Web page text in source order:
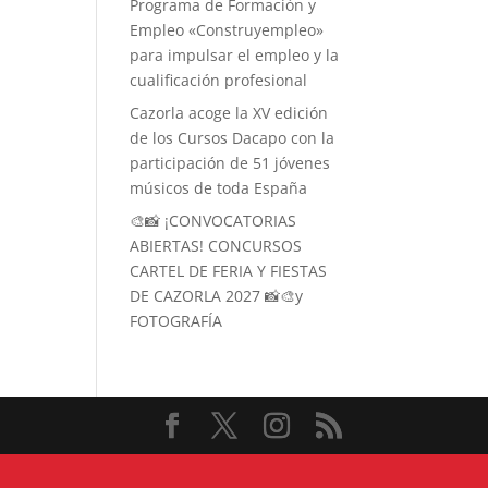
Programa de Formación y
Empleo «Construyempleo»
para impulsar el empleo y la
cualificación profesional
Cazorla acoge la XV edición
de los Cursos Dacapo con la
participación de 51 jóvenes
músicos de toda España
🎨📸 ¡CONVOCATORIAS
ABIERTAS! CONCURSOS
CARTEL DE FERIA Y FIESTAS
DE CAZORLA 2027 📸🎨y
FOTOGRAFÍA